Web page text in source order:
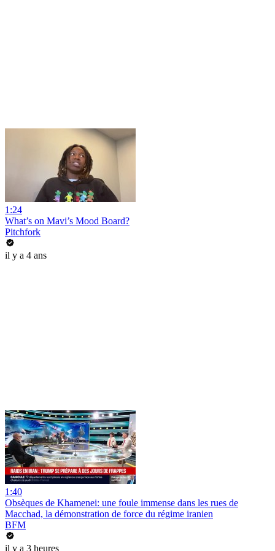
1:24
What’s on Mavi’s Mood Board?
Pitchfork
il y a 4 ans
1:40
Obsèques de Khamenei: une foule immense dans les rues de
Macchad, la démonstration de force du régime iranien
BFM
il y a 3 heures